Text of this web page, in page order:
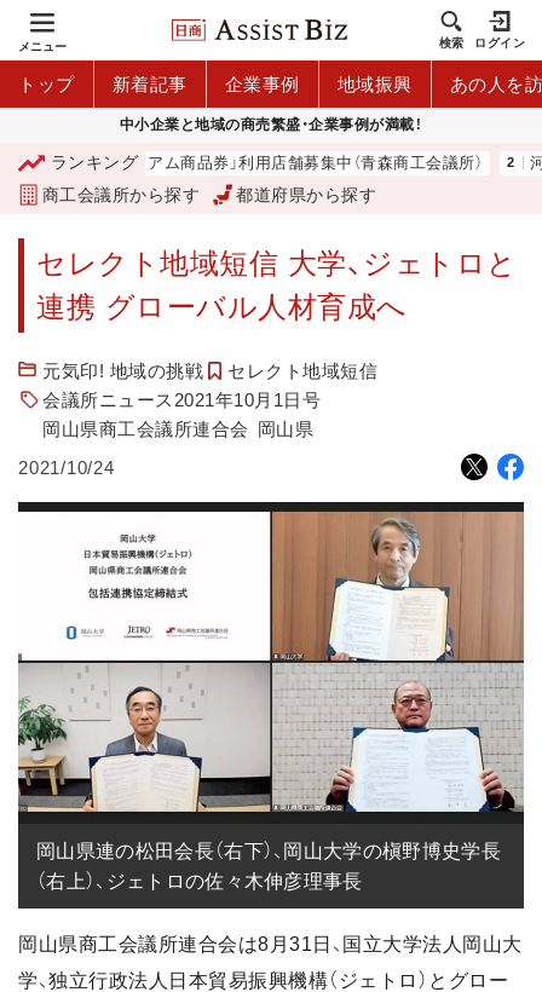
メニュー 検索 ログイン
トップ 新着記事 企業事例 地域振興 あの人を
中小企業と地域の商売繁盛・企業事例が満載！
ランキング
「青森市プレミアム商品券」利用店舗募集中（青森商工会議所） 河
商工会議所から探す 都道府県から探す
セレクト地域短信 大学、ジェトロと
連携 グローバル人材育成へ
元気印! 地域の挑戦
セレクト地域短信
会議所ニュース2021年10月1日号
岡山県商工会議所連合会 岡山県
2021/10/24
岡山県連の松田会長（右下）、岡山大学の槇野博史学長
（右上）、ジェトロの佐々木伸彦理事長
岡山県商工会議所連合会は8月31日、国立大学法人岡山大
学、独立行政法人日本貿易振興機構（ジェトロ）とグロー